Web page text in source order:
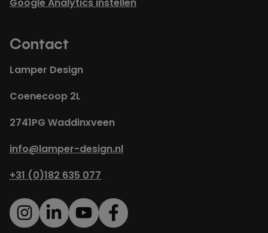
Contact
Lamper Design
Coenecoop 2L
2741PG Waddinxveen
info@lamper-design.nl
+31 (0)182 635 077